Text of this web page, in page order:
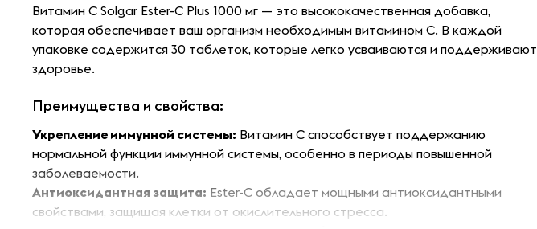
Витамин C Solgar Ester-C Plus 1000 мг — это высококачественная добавка,
которая обеспечивает ваш организм необходимым витамином C. В каждой
упаковке содержится 30 таблеток, которые легко усваиваются и поддерживают
здоровье.
Преимущества и свойства:
Укрепление иммунной системы: Витамин C способствует поддержанию
нормальной функции иммунной системы, особенно в периоды повышенной
заболеваемости.
Антиоксидантная защита: Ester-C обладает мощными антиоксидантными
свойствами, защищая клетки от окислительного стресса.